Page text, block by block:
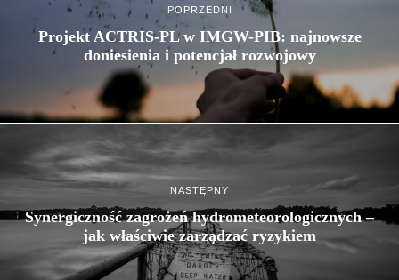
POPRZEDNI
Projekt ACTRIS-PL w IMGW-PIB: najnowsze
doniesienia i potencjał rozwojowy
NASTĘPNY
Synergiczność zagrożeń hydrometeorologicznych –
jak właściwie zarządzać ryzykiem